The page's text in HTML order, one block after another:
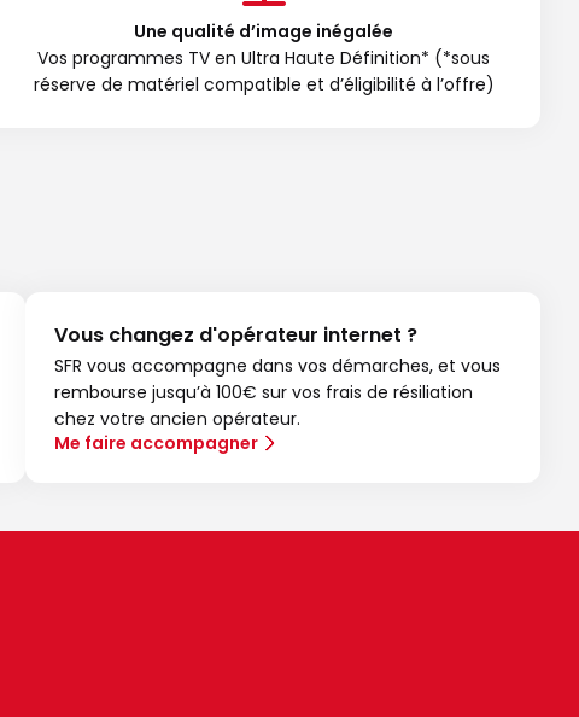
Une qualité d’image inégalée
Vos programmes TV en Ultra Haute Définition* (*sous
réserve de matériel compatible et d’éligibilité à l’offre)
Vous changez d'opérateur internet ?
SFR vous accompagne dans vos démarches, et vous
rembourse jusqu’à 100€ sur vos frais de résiliation
chez votre ancien opérateur.
Me faire accompagner